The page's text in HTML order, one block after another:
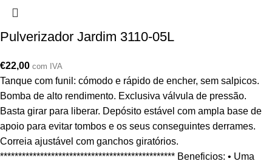
Pulverizador Jardim 3110-05L
€22,00 com IVA
Tanque com funil: cómodo e rápido de encher, sem salpicos.
Bomba de alto rendimento. Exclusiva válvula de pressão.
Basta girar para liberar. Depósito estável com ampla base de
apoio para evitar tombos e os seus conseguintes derrames.
Correia ajustável com ganchos giratórios.
************************************************ Beneficios: • Uma